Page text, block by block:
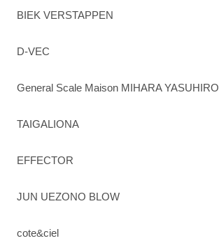
BIEK VERSTAPPEN
D-VEC
General Scale Maison MIHARA YASUHIRO
TAIGALIONA
EFFECTOR
JUN UEZONO BLOW
cote&ciel